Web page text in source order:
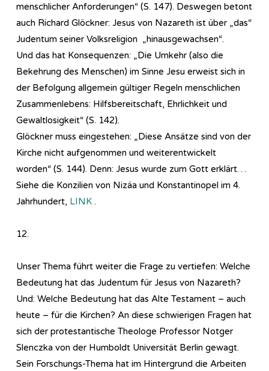
menschlicher Anforderungen“ (S. 147). Deswegen betont
auch Richard Glöckner: Jesus von Nazareth ist über „das“
Judentum seiner Volksreligion „hinausgewachsen“.
Und das hat Konsequenzen: „Die Umkehr (also die
Bekehrung des Menschen) im Sinne Jesu erweist sich in
der Befolgung allgemein gültiger Regeln menschlichen
Zusammenlebens: Hilfsbereitschaft, Ehrlichkeit und
Gewaltlosigkeit“ (S. 142).
Glöckner muss eingestehen: „Diese Ansätze sind von der
Kirche nicht aufgenommen und weiterentwickelt
worden“ (S. 144). Denn: Jesus wurde zum Gott erklärt…
Siehe die Konzilien von Nizäa und Konstantinopel im 4.
Jahrhundert, LINK .
12.
Unser Thema führt weiter die Frage zu vertiefen: Welche
Bedeutung hat das Judentum für Jesus von Nazareth?
Und: Welche Bedeutung hat das Alte Testament – auch
heute – für die Kirchen? An diese schwierigen Fragen hat
sich der protestantische Theologe Professor Notger
Slenczka von der Humboldt Universität Berlin gewagt.
Sein Forschungs-Thema hat im Hintergrund die Arbeiten